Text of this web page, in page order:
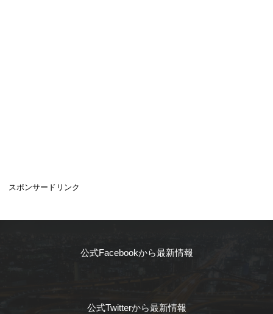
スポンサードリンク
公式Facebookから最新情報
公式Twitterから最新情報